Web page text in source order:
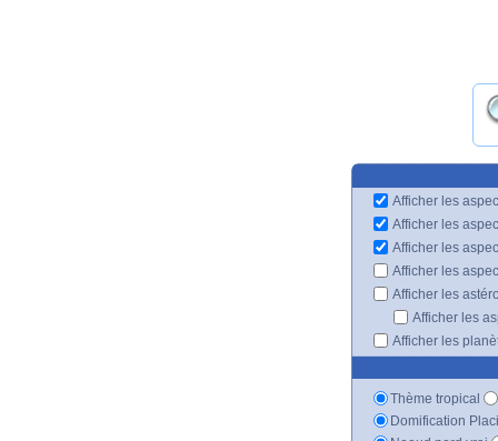
Afficher les
Afficher les
Afficher les
Afficher les
Afficher les
Afficher les
Afficher les
Thème tropical
Domification